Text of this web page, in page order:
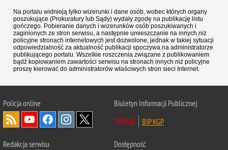
Na portalu widnieją tylko wizerunki i dane osób, wobec których organy
poszukujące (Prokuratury lub Sądy) wydały zgodę na publikację listu
gończego. Pobieranie danych i wizerunków osób poszukiwanych i
zaginionych ze stron serwisu, a następnie umieszczanie na innych niż
policyjne stronach internetowych jest dozwolone, jednak w takiej sytuacji
odpowiedzialność za aktualność publikacji spoczywa na administratorze
publikującego portalu. Wszelkie roszczenia związane z publikowaniem
bądź kopiowaniem zawartości serwisu na stronach innych niż policyjne
proszę kierować do administratorów właściwych stron sieci Internet.
Policjaonline
Biuletyn Informacji Publicznej
BIP KGP
Redakcja serwisu
Dostępność